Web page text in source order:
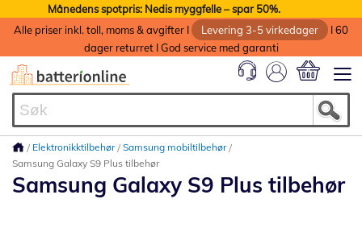
Månedens spotpris: Nedis myggfelle – spar 50%.
Alle priser inkl. toll, moms & avgifter I
Levering 3-5 virkedager
I 60
dager returret I God service med garanti
Elektronikktilbehør Samsung mobiltilbehør
Samsung Galaxy S9 Plus tilbehør
Samsung Galaxy S9 Plus tilbehør